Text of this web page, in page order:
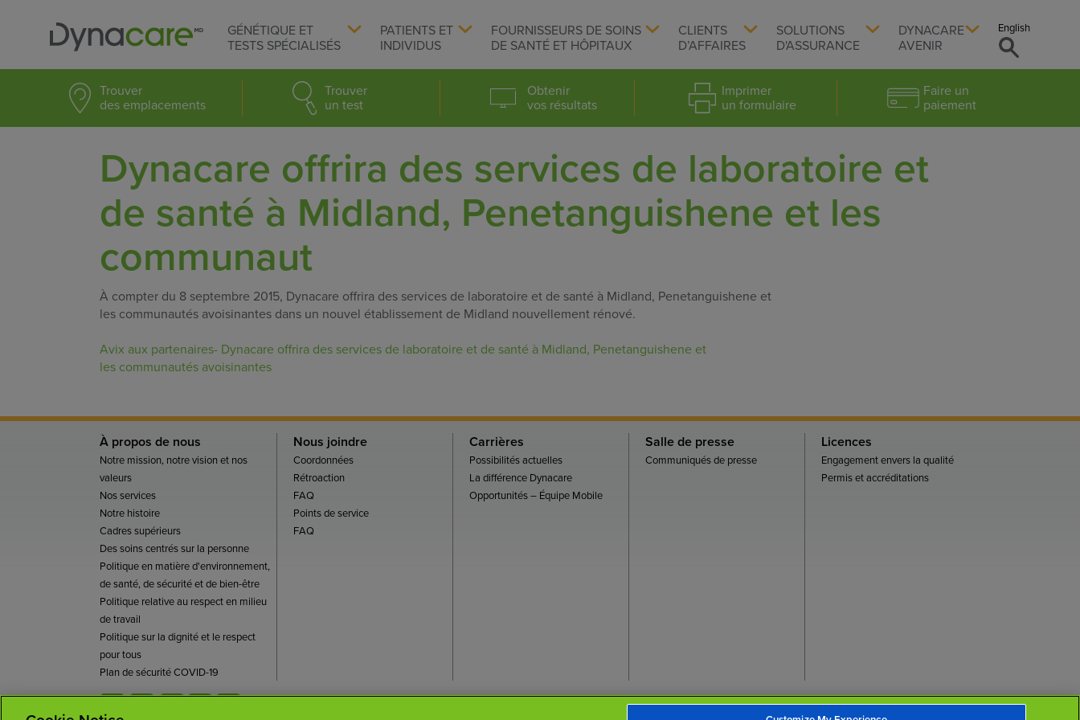
GÉNÉTIQUE ET
TESTS SPÉCIALISÉS
PATIENTS ET
INDIVIDUS
FOURNISSEURS DE SOINS
DE SANTÉ ET HÔPITAUX
CLIENTS
D’AFFAIRES
SOLUTIONS
D'ASSURANCE
DYNACARE
AVENIR
English
Trouver
des emplacements
Trouver
un test
Obtenir
vos résultats
Imprimer
un formulaire
Faire un
paiement
Dynacare offrira des services de laboratoire et
de santé à Midland, Penetanguishene et les
communaut
À compter du 8 septembre 2015, Dynacare offrira des services de laboratoire et de santé à Midland, Penetanguishene et
les communautés avoisinantes dans un nouvel établissement de Midland nouvellement rénové.
Avix aux partenaires- Dynacare offrira des services de laboratoire et de santé à Midland, Penetanguishene et
les communautés avoisinantes
À propos de nous
Notre mission, notre vision et nos
valeurs
Nos services
Notre histoire
Cadres supérieurs
Des soins centrés sur la personne
Politique en matière d'environnement,
de santé, de sécurité et de bien-être
Politique relative au respect en milieu
de travail
Politique sur la dignité et le respect
pour tous
Plan de sécurité COVID-19
Nous joindre
Coordonnées
Rétroaction
FAQ
Points de service
FAQ
Carrières
Possibilités actuelles
La différence Dynacare
Opportunités – Équipe Mobile
Salle de presse
Communiqués de presse
Licences
Engagement envers la qualité
Permis et accréditations
Accessibilité Haut de la page